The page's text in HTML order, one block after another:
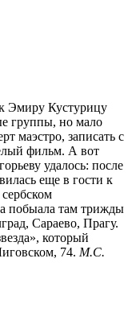
Эмиру Кустурицу
группы, но мало
маэстро, записать с
фильм. А вот
удалось: после
еще в гости к
побыала там трижды
Сараево, Прагу.
который
74. М.С.